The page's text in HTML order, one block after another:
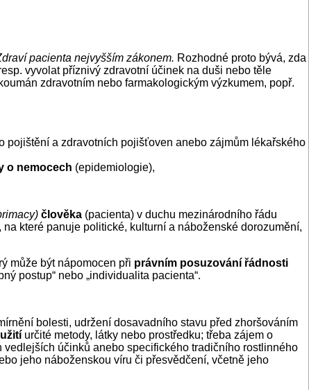
pacienta nejvyšším zákonem. Rozhodné proto bývá, zda
vyvolat příznivý zdravotní účinek na duši nebo těle
zdravotním nebo farmakologickým výzkumem, popř.
pojištění a zdravotních pojišťoven anebo zájmům lékařského
o nemocech (epidemiologie),
člověka (pacienta) v duchu mezinárodního řádu
, na které panuje politické, kulturní a náboženské dorozumění,
může být nápomocen při právním posuzování řádnosti
postup“ nebo „individualita pacienta“.
bolesti, udržení dosavadního stavu před zhoršováním
určité metody, látky nebo prostředku; třeba zájem o
účinků anebo specifického tradičního rostlinného
jeho náboženskou víru či přesvědčení, včetně jeho